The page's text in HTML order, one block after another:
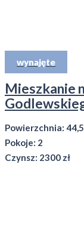
wynajęte
Mieszkanie
Powierzchnia:
Pokoje: 2
Czynsz: 2300 zł